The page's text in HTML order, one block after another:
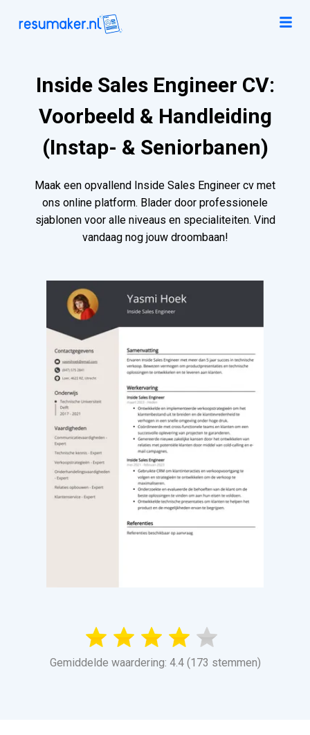
Inside Sales Engineer CV:
Voorbeeld & Handleiding
(Instap- & Seniorbanen)
Maak een opvallend Inside Sales Engineer cv met
ons online platform. Blader door professionele
sjablonen voor alle niveaus en specialiteiten. Vind
vandaag nog jouw droombaan!
Gemiddelde waardering: 4.4 (173 stemmen)